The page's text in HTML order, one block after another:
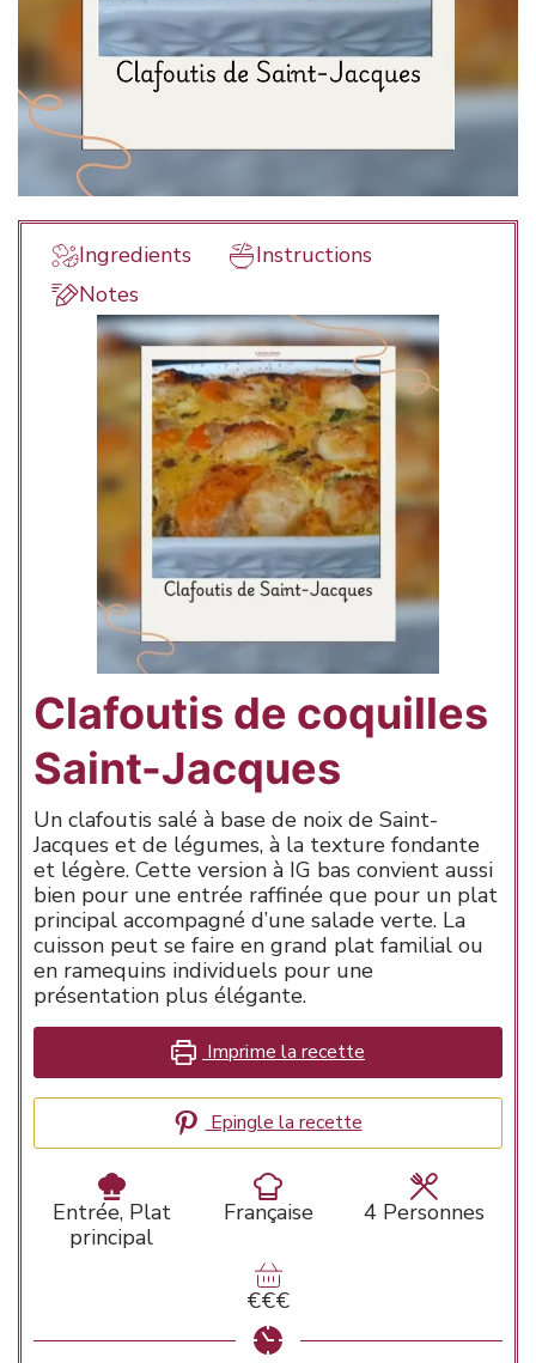
Ingredients
Instructions
Notes
Clafoutis de coquilles
Saint-Jacques
Un clafoutis salé à base de noix de Saint-
Jacques et de légumes, à la texture fondante
et légère. Cette version à IG bas convient aussi
bien pour une entrée raffinée que pour un plat
principal accompagné d’une salade verte. La
cuisson peut se faire en grand plat familial ou
en ramequins individuels pour une
présentation plus élégante.
Imprime la recette
Epingle la recette
Entrée, Plat
principal
Française 4 Personnes
€€€